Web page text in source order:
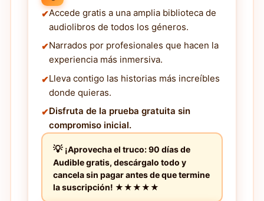
Accede gratis a una amplia biblioteca de
audiolibros de todos los géneros.
Narrados por profesionales que hacen la
experiencia más inmersiva.
Lleva contigo las historias más increíbles
donde quieras.
Disfruta de la prueba gratuita sin
compromiso inicial.
¡Aprovecha el truco: 90 días de
Audible gratis, descárgalo todo y
cancela sin pagar antes de que termine
la suscripción! ★★★★★